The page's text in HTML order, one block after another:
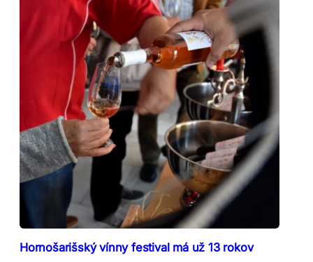
Hornošarišský vínny festival má už 13 rokov